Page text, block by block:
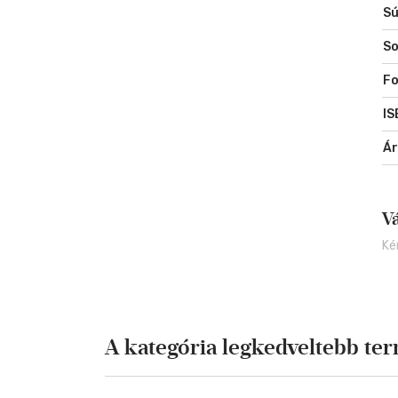
-
A kategória legkedveltebb